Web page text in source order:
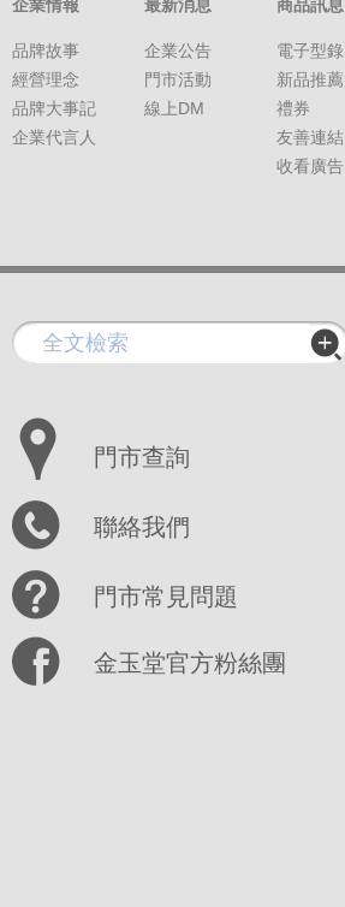
企業情報
品牌故事
經營理念
品牌大事記
企業代言人
最新消息
企業公告
門市活動
線上DM
商品訊息
電子型錄
新品推薦
禮券
友善連結
收看廣告
門市查詢
聯絡我們
門市常見問題
金玉堂官方粉絲團